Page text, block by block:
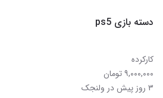
دسته بازی ps5
کارکرده
۹,۰۰۰,۰۰۰ تومان
۳ روز پیش در ولنجک